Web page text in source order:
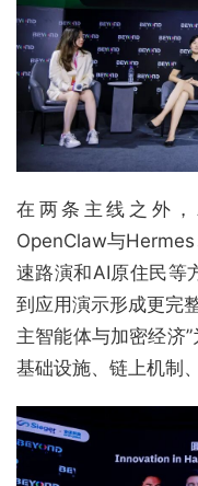
在两条主线之外
OpenClaw与
速路演和AI原住民等
到应用演示形成更完
主智能体与加密经济
基础设施、链上机制